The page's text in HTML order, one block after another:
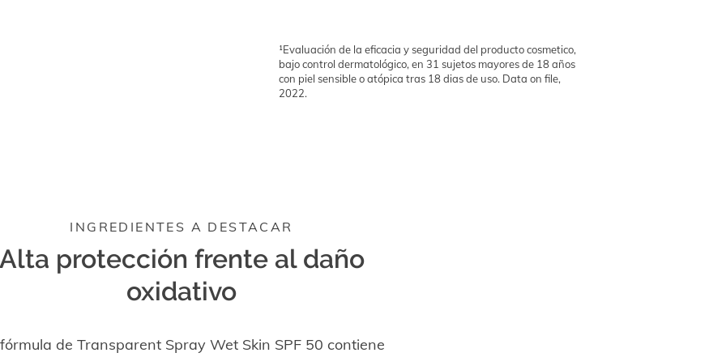
¹Evaluación de la eficacia y seguridad del producto cosmetico,
bajo control dermatológico, en 31 sujetos mayores de 18 años
con piel sensible o atópica tras 18 dias de uso. Data on file,
2022.
INGREDIENTES A DESTACAR
protección frente al daño
oxidativo
de Transparent Spray Wet Skin SPF 50 contiene